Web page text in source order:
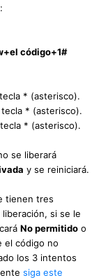
código+1#
* (asterisco).
* (asterisco).
* (asterisco).
se liberará
y se reiniciará.
tienen tres
si se le
No permitido o
el código no
los 3 intentos
siga este